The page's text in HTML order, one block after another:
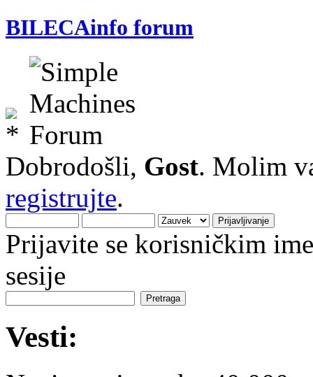
BILECAinfo forum
Dobrodošli, Gost. Molim
registrujte.
Prijavite se korisničkim
sesije
Vesti: